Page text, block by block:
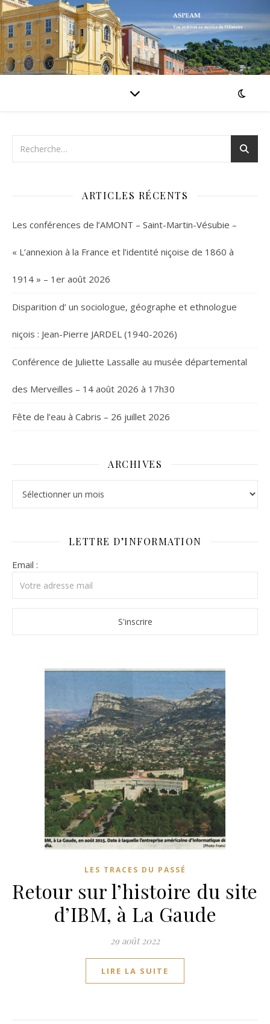
ARTICLES RÉCENTS
Les conférences de l’AMONT – Saint-Martin-Vésubie –
« L’annexion à la France et l’identité niçoise de 1860 à
1914 » – 1er août 2026
Disparition d’ un sociologue, géographe et ethnologue
niçois : Jean-Pierre JARDEL (1940-2026)
Conférence de Juliette Lassalle au musée départemental
des Merveilles – 14 août 2026 à 17h30
Fête de l’eau à Cabris – 26 juillet 2026
ARCHIVES
LETTRE D’INFORMATION
Email :
LES TRACES DU PASSÉ
Retour sur l’histoire du site
d’IBM, à La Gaude
29 août 2022
LIRE LA SUITE